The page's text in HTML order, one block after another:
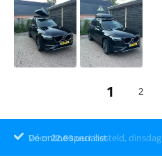
1 2
Voor22.00uurbesteld, dinsdag
Dé online specialist
Klantenbeoordeling 9.4